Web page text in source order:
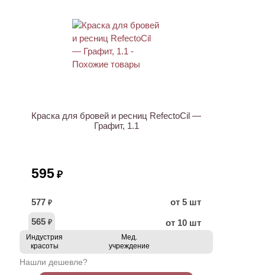
Краска для бровей и ресниц RefectoCil —
Графит, 1.1
595 ₽
577 ₽
от 5 шт
565 ₽ от 10 шт
Индустрия
красоты
Мед.
учреждение
Нашли дешевле?